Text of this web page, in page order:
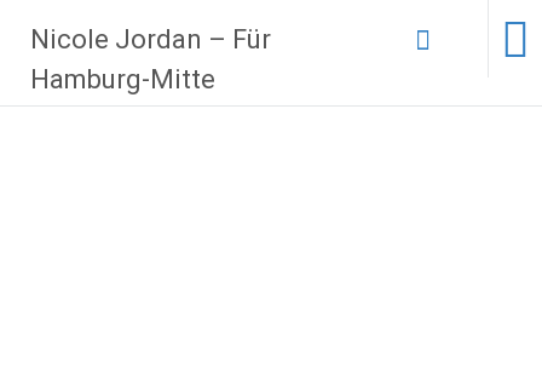
Inhalt
springen
Nicole Jordan – Für
Hamburg-Mitte